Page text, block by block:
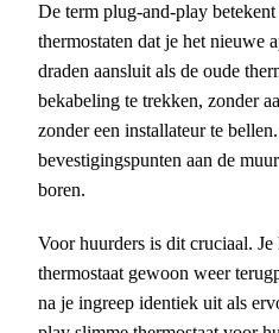
De term plug-and-play
thermostaten dat je het nieuwe
draden aansluit als de oude
bekabeling te trekken, zonder
zonder een installateur te
bevestigingspunten aan de
boren.
Voor huurders is dit cruciaal.
thermostaat gewoon weer
na je ingreep identiek uit als